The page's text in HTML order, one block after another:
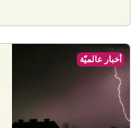
أخبار عالميّة